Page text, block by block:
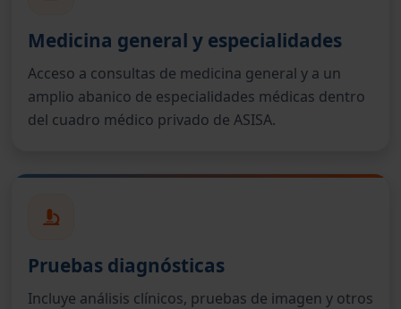
Medicina general y especialidades
Acceso a consultas de medicina general y a un
amplio abanico de especialidades médicas dentro
del cuadro médico privado de ASISA.
Pruebas diagnósticas
Incluye análisis clínicos, pruebas de imagen y otros